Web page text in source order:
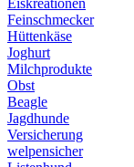
Eiskreationen
Feinschmecker
Hüttenkäse
Joghurt
Milchprodukte
Obst
Beagle
Jagdhunde
Versicherung
welpensicher